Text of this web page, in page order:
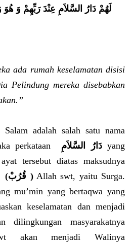
لَهُمْ دَارُ السَّلاَمِ عِنْدَ رَبِّهِمْ
ada rumah keselamatan disisi
Pelindung mereka disebabkan
Salam adalah salah satu nama
perkataan دَارُ السَّلاَمِyang
tersebut diatas maksudnya
(قُرُبْ )Allah swt, yaitu Surga.
mu’min yang bertaqwa yang
keselamatan dan menjadi
dilingkungan masyarakatnya
akan menjadi Walinya